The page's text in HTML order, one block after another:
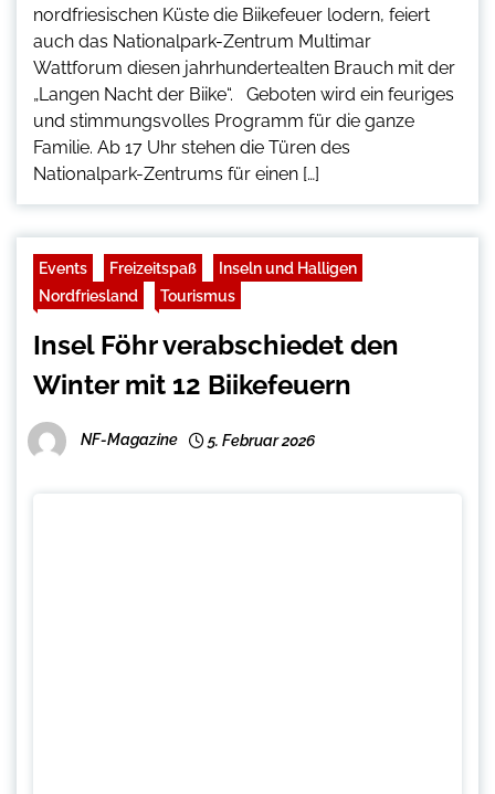
nordfriesischen Küste die Biikefeuer lodern, feiert
auch das Nationalpark-Zentrum Multimar
Wattforum diesen jahrhundertealten Brauch mit der
„Langen Nacht der Biike“. Geboten wird ein feuriges
und stimmungsvolles Programm für die ganze
Familie. Ab 17 Uhr stehen die Türen des
Nationalpark-Zentrums für einen […]
Events Freizeitspaß
Inseln und Halligen
Nordfriesland
Tourismus
Insel Föhr verabschiedet den
Winter mit 12 Biikefeuern
NF-Magazine 5. Februar 2026